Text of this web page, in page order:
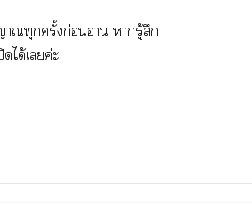
ณทุกครั้งก่อนอ่าน ารู้สึก
ได้เค่ะ